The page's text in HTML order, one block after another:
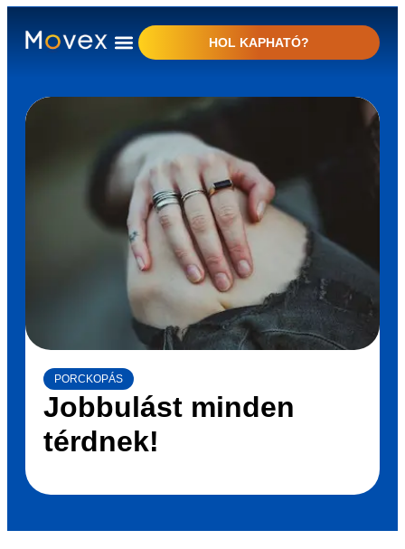
HOL KAPHATÓ?
PORCKOPÁS
Jobbulást minden
térdnek!